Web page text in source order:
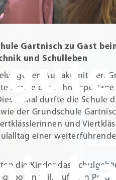
Gartnisch zu Gast
und Schulleben
Auftakt mit den
Runde der Schnuppertage
Mal durfte die Schule
der Grundschule
und
einer
die Kinder das
teil. Auf dem